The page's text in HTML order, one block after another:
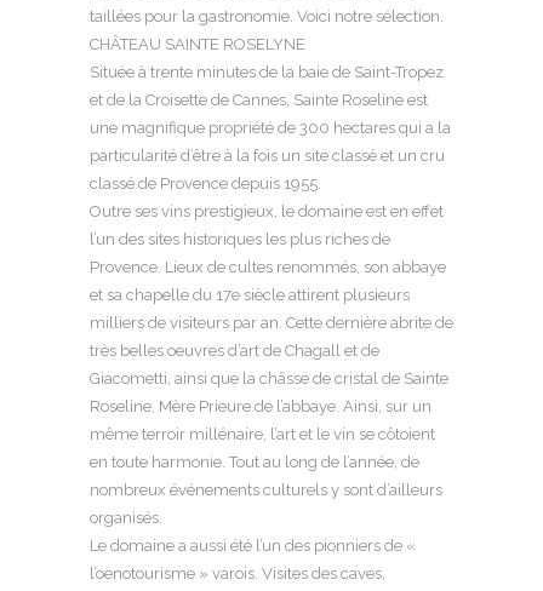
taillées pour la gastronomie. Voici notre sélection.
CHÂTEAU SAINTE ROSELYNE
Située à trente minutes de la baie de Saint-Tropez
et de la Croisette de Cannes, Sainte Roseline est
une magnifique propriété de 300 hectares qui a la
particularité d’être à la fois un site classé et un cru
classé de Provence depuis 1955.
Outre ses vins prestigieux, le domaine est en effet
l’un des sites historiques les plus riches de
Provence. Lieux de cultes renommés, son abbaye
et sa chapelle du 17e siècle attirent plusieurs
milliers de visiteurs par an. Cette dernière abrite de
très belles oeuvres d’art de Chagall et de
Giacometti, ainsi que la châsse de cristal de Sainte
Roseline, Mère Prieure de l’abbaye. Ainsi, sur un
même terroir millénaire, l’art et le vin se côtoient
en toute harmonie. Tout au long de l’année, de
nombreux événements culturels y sont d’ailleurs
organisés.
Le domaine a aussi été l’un des pionniers de «
l’oenotourisme » varois. Visites des caves,